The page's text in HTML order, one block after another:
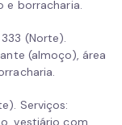
e borracharia.
(Norte).
(almoço), área
Serviços:
vestiário com